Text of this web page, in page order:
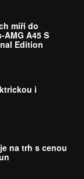
míří do
A45 S
Edition
i
na trh s cenou